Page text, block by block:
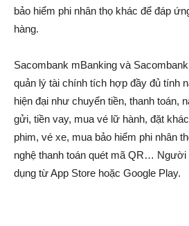
bảo hiểm phi nhân thọ khác để đáp
hàng.
Sacombank mBanking và
quản lý tài chính tích hợp đầy đủ tính
hiện đại như chuyển tiền, thanh toán,
gửi, tiền vay, mua vé lữ hành, đặt
phim, vé xe, mua bảo hiểm phi nhân
nghệ thanh toán quét mã QR… Người
dụng từ App Store hoặc Google Play.